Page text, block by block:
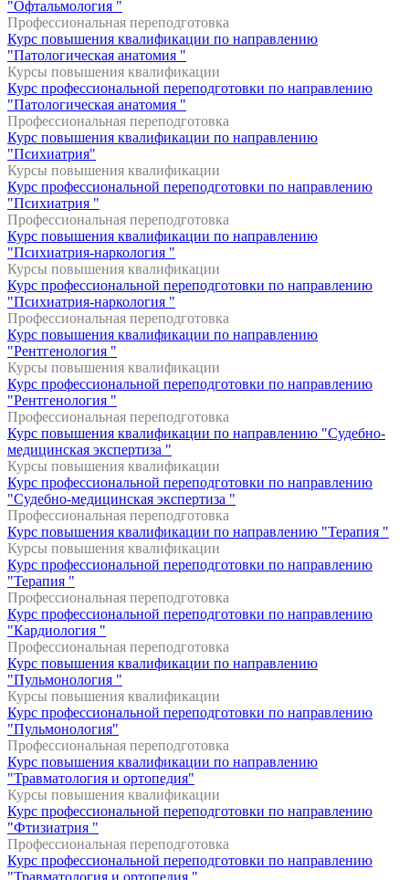
"Офтальмология "
Профессиональная переподготовка
Курс повышения квалификации по направлению
"Патологическая анатомия "
Курсы повышения квалификации
Курс профессиональной переподготовки по направлению
"Патологическая анатомия "
Профессиональная переподготовка
Курс повышения квалификации по направлению
"Психиатрия"
Курсы повышения квалификации
Курс профессиональной переподготовки по направлению
"Психиатрия "
Профессиональная переподготовка
Курс повышения квалификации по направлению
"Психиатрия-наркология "
Курсы повышения квалификации
Курс профессиональной переподготовки по направлению
"Психиатрия-наркология "
Профессиональная переподготовка
Курс повышения квалификации по направлению
"Рентгенология "
Курсы повышения квалификации
Курс профессиональной переподготовки по направлению
"Рентгенология "
Профессиональная переподготовка
Курс повышения квалификации по направлению "Судебно-
медицинская экспертиза "
Курсы повышения квалификации
Курс профессиональной переподготовки по направлению
"Судебно-медицинская экспертиза "
Профессиональная переподготовка
Курс повышения квалификации по направлению "Терапия "
Курсы повышения квалификации
Курс профессиональной переподготовки по направлению
"Терапия "
Профессиональная переподготовка
Курс профессиональной переподготовки по направлению
"Кардиология "
Профессиональная переподготовка
Курс повышения квалификации по направлению
"Пульмонология "
Курсы повышения квалификации
Курс профессиональной переподготовки по направлению
"Пульмонология"
Профессиональная переподготовка
Курс повышения квалификации по направлению
"Травматология и ортопедия"
Курсы повышения квалификации
Курс профессиональной переподготовки по направлению
"Фтизиатрия "
Профессиональная переподготовка
Курс профессиональной переподготовки по направлению
"Травматология и ортопедия "